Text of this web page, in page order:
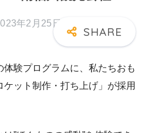
年2月25日
験プログラムに、私たちおも
ケット制作・打ち上げ」が採用